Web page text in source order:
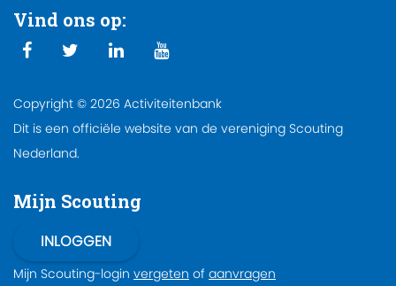
Vind ons op:
Copyright © 2026 Activiteitenbank
Dit is een officiële website van de vereniging Scouting
Nederland.
Mijn Scouting
Mijn Scouting-login vergeten of aanvragen